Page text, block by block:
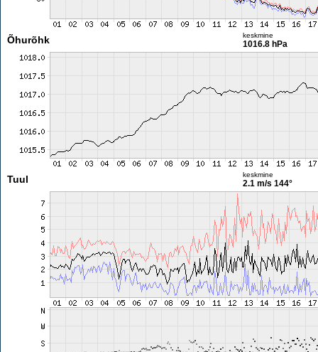
Õhurõhk keskmine
1016.8 hPa
Tuul keskmine
2.1 m/s 144°